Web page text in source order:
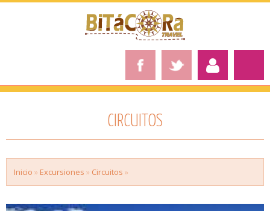
CIRCUITOS
Inicio » Excursiones » Circuitos »